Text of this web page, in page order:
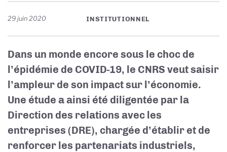
29 juin 2020 INSTITUTIONNEL
Dans un monde encore sous le choc de
l’épidémie de COVID-19, le CNRS veut saisir
l’ampleur de son impact sur l’économie.
Une étude a ainsi été diligentée par la
Direction des relations avec les
entreprises (DRE), chargée d’établir et de
renforcer les partenariats industriels,